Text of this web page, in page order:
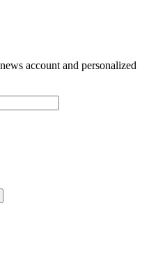
account and personalized